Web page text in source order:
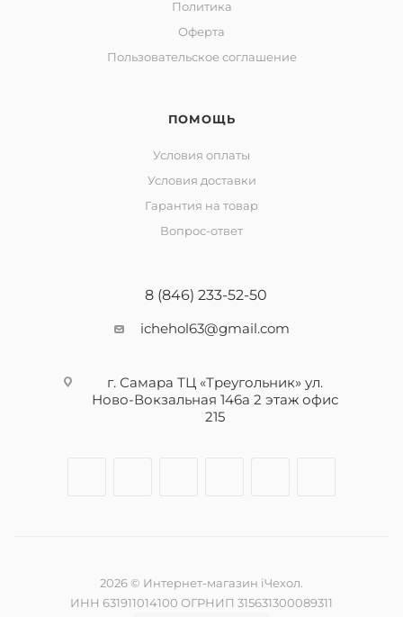
Политика
Оферта
Пользовательское соглашение
ПОМОЩЬ
Условия оплаты
Условия доставки
Гарантия на товар
Вопрос-ответ
8 (846) 233-52-50
ichehol63@gmail.com
г. Самара ТЦ «Треугольник» ул.
Ново-Вокзальная 146а 2 этаж офис
215
2026 © Интернет-магазин iЧехол.
ИНН 631911014100 ОГРНИП 315631300089311